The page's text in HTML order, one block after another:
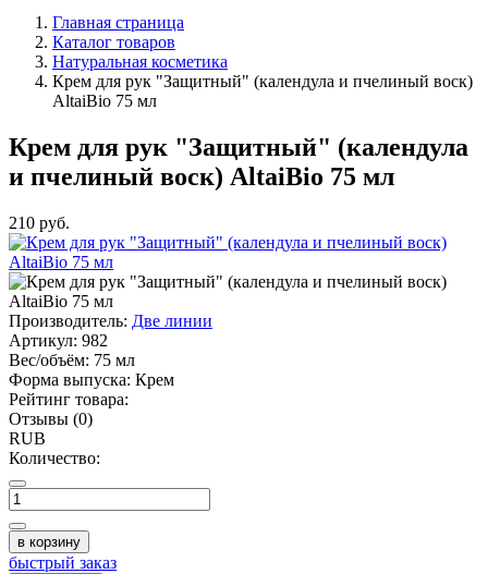
Главная страница
Каталог товаров
Натуральная косметика
Крем для рук "Защитный" (календула и пчелиный воск)
AltaiBio 75 мл
Крем для рук "Защитный" (календула
и пчелиный воск) AltaiBio 75 мл
210 руб.
Производитель: Две линии
Артикул: 982
Вес/объём: 75 мл
Форма выпуска: Крем
Рейтинг товара:
Отзывы (0)
RUB
Количество:
в корзину
быстрый заказ